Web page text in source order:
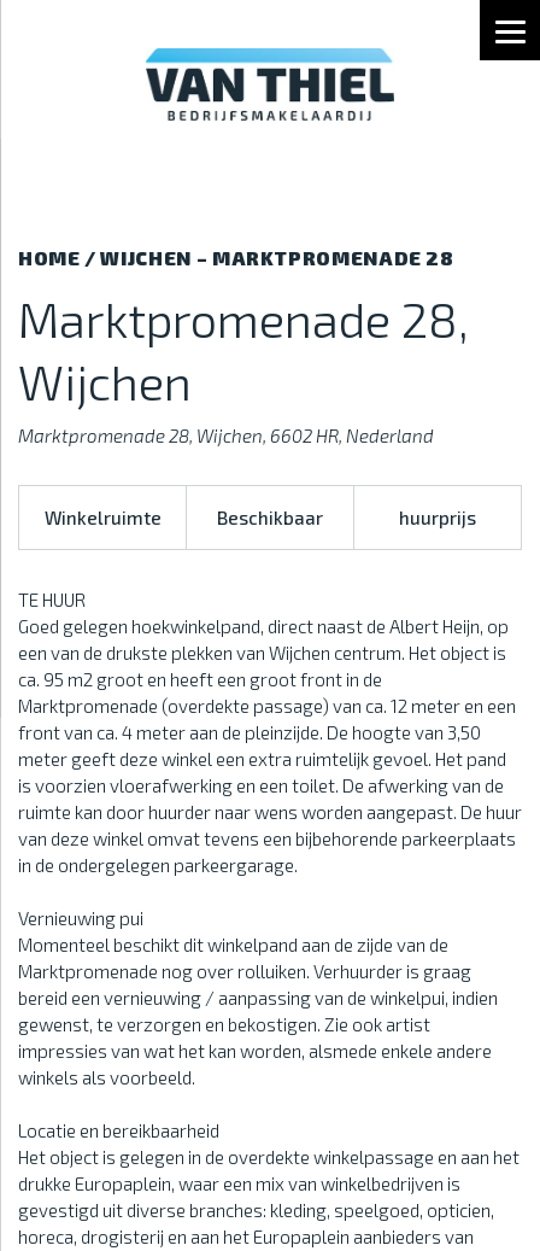
MARKTPROMENADE 28,
HOME /WIJCHEN – MARKTPROMENADE 28
Marktpromenade 28,
Wijchen
Marktpromenade 28, Wijchen, 6602 HR, Nederland
Winkelruimte Beschikbaar huurprijs
TE HUUR
Goed gelegen hoekwinkelpand, direct naast de Albert Heijn, op
een van de drukste plekken van Wijchen centrum. Het object is
ca. 95 m2 groot en heeft een groot front in de
Marktpromenade (overdekte passage) van ca. 12 meter en een
front van ca. 4 meter aan de pleinzijde. De hoogte van 3,50
meter geeft deze winkel een extra ruimtelijk gevoel. Het pand
is voorzien vloerafwerking en een toilet. De afwerking van de
ruimte kan door huurder naar wens worden aangepast. De huur
van deze winkel omvat tevens een bijbehorende parkeerplaats
in de ondergelegen parkeergarage.
Vernieuwing pui
Momenteel beschikt dit winkelpand aan de zijde van de
Marktpromenade nog over rolluiken. Verhuurder is graag
bereid een vernieuwing / aanpassing van de winkelpui, indien
gewenst, te verzorgen en bekostigen. Zie ook artist
impressies van wat het kan worden, alsmede enkele andere
winkels als voorbeeld.
Locatie en bereikbaarheid
Het object is gelegen in de overdekte winkelpassage en aan het
drukke Europaplein, waar een mix van winkelbedrijven is
gevestigd uit diverse branches: kleding, speelgoed, opticien,
horeca, drogisterij en aan het Europaplein aanbieders van